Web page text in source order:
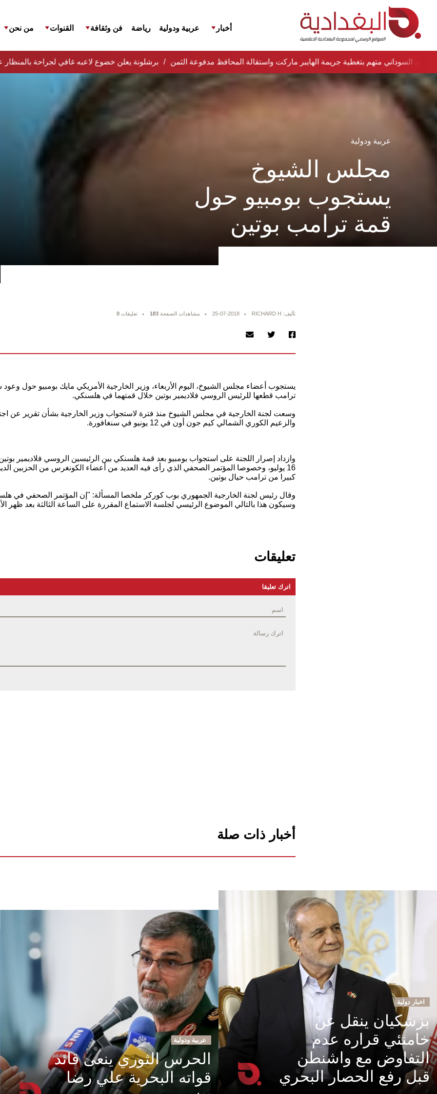
أخبار عربية ودولية رياضة فن وثقافة القنوات من نحن
برشلونة يعلن خضوع لاعبه غافي لجراحة نواب: السوداني متهم بتغطية جريمة الهايبر ماركت واستقالة المحافظ مدفوعة الثمن
عربية ودولية
مجلس الشيوخ
يستجوب بومبيو حول
قمة ترامب بوتين
تأليف: RICHARD H 25-07-2018 مشاهدات الصفحة 183 تعليقات 0
يستجوب أعضاء مجلس الشيوخ، اليوم الأربعاء، وزير الخارجية الأمريكي مايك بومبيو حول
ترامب قطعها للرئيس الروسي فلاديمير بوتين خلال قمتهما في هلسنكي.
وسعت لجنة الخارجية في مجلس الشيوخ منذ فترة لاستجواب وزير الخارجية بشأن تقرير عن
والزعيم الكوري الشمالي كيم جون أون في 12 يونيو في سنغافورة.
وازداد إصرار اللجنة على استجواب بومبيو بعد قمة هلسنكي بين الرئيسين الروسي فلاديمير
16 يوليو، وخصوصا المؤتمر الصحفي الذي رأى فيه العديد من أعضاء الكونغرس من الحزبين
كبيرا من ترامب حيال بوتين.
وقال رئيس لجنة الخارجية الجمهوري بوب كوركر ملخصا المسألة: "إن المؤتمر الصحفي في
وسيكون هذا بالتالي الموضوع الرئيسي لجلسة الاستماع المقررة على الساعة الثالثة بعد ظهر
تعليقات
اترك تعليقا
أخبار ذات صلة
اخبار دولية
بزشكيان ينقل عن
خامنئي قراره عدم
التفاوض مع واشنطن
قبل رفع الحصار البحري
عربية ودولية
الحرس الثوري ينعى قائد
قواته البحرية علي رضا